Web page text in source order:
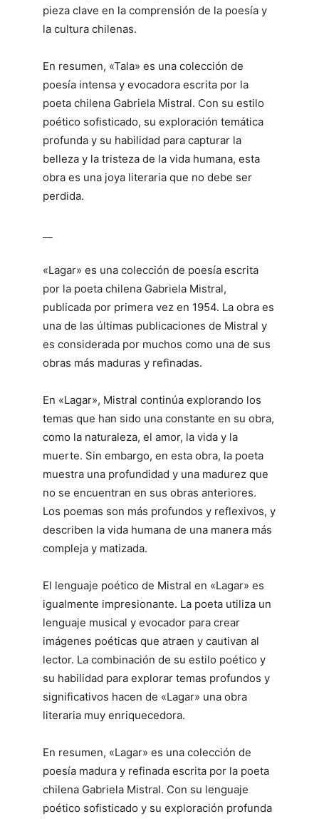
pieza clave en la comprensión de la poesía y
la cultura chilenas.
En resumen, «Tala» es una colección de
poesía intensa y evocadora escrita por la
poeta chilena Gabriela Mistral. Con su estilo
poético sofisticado, su exploración temática
profunda y su habilidad para capturar la
belleza y la tristeza de la vida humana, esta
obra es una joya literaria que no debe ser
perdida.
«Lagar» es una colección de poesía escrita
por la poeta chilena Gabriela Mistral,
publicada por primera vez en 1954. La obra es
una de las últimas publicaciones de Mistral y
es considerada por muchos como una de sus
obras más maduras y refinadas.
En «Lagar», Mistral continúa explorando los
temas que han sido una constante en su obra,
como la naturaleza, el amor, la vida y la
muerte. Sin embargo, en esta obra, la poeta
muestra una profundidad y una madurez que
no se encuentran en sus obras anteriores.
Los poemas son más profundos y reflexivos, y
describen la vida humana de una manera más
compleja y matizada.
El lenguaje poético de Mistral en «Lagar» es
igualmente impresionante. La poeta utiliza un
lenguaje musical y evocador para crear
imágenes poéticas que atraen y cautivan al
lector. La combinación de su estilo poético y
su habilidad para explorar temas profundos y
significativos hacen de «Lagar» una obra
literaria muy enriquecedora.
En resumen, «Lagar» es una colección de
poesía madura y refinada escrita por la poeta
chilena Gabriela Mistral. Con su lenguaje
poético sofisticado y su exploración profunda